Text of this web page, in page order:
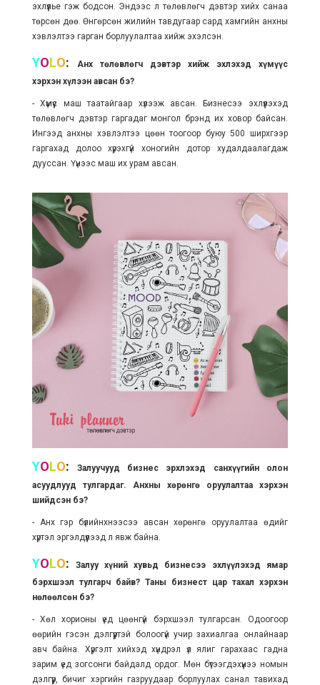
эхлүүлье гэж бодсон. Эндээс л төлөвлөгч дэвтэр хийх санаа
төрсөн дөө. Өнгөрсөн жилийн тавдугаар сард хамгийн анхны
хэвлэлтээ гарган борлуулалтаа хийж эхэлсэн.
YOLO:
Анх төлөвлөгч дэвтэр хийж эхлэхэд хүмүүс
хэрхэн хүлээн авсан бэ?
- Хүмүүс маш таатайгаар хүлээж авсан. Бизнесээ эхлүүлэхэд
төлөвлөгч дэвтэр гаргадаг монгол брэнд их ховор байсан.
Ингээд анхны хэвлэлтээ цөөн тоогоор буюу 500 ширхгээр
гаргахад долоо хүрэхгүй хоногийн дотор худалдаалагдаж
дууссан. Үүнээс маш их урам авсан.
YOLO:
Залуучууд бизнес эрхлэхэд санхүүгийн олон
асуудлууд тулгардаг. Анхны хөрөнгө оруулалтаа хэрхэн
шийдсэн бэ?
- Анх гэр бүлийнхнээсээ авсан хөрөнгө оруулалтаа өдийг
хүртэл эргэлдүүлээд л явж байна.
YOLO:
Залуу хүний хувьд бизнесээ эхлүүлэхэд ямар
бэрхшээл тулгарч байв? Таны бизнест цар тахал хэрхэн
нөлөөлсөн бэ?
- Хөл хорионы үед цөөнгүй бэрхшээл тулгарсан. Одоогоор
өөрийн гэсэн дэлгүүртэй болоогүй учир захиалгаа онлайнаар
авч байна. Хүргэлт хийхэд хүндрэл үл ялиг гарахаас гадна
зарим үед зогсонги байдалд ордог. Мөн бүтээгдэхүүнээ номын
дэлгүүр, бичиг хэргийн газруудаар борлуулах санал тавихад